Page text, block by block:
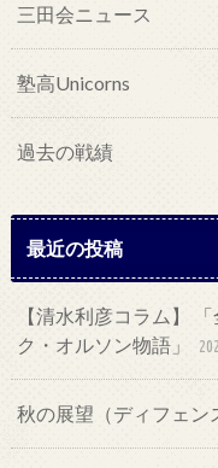
三田会ニュース
塾高Unicorns
過去の戦績
最近の投稿
【清水利彦コラム】
ク・オルソン物語」
秋の展望（ディフェン